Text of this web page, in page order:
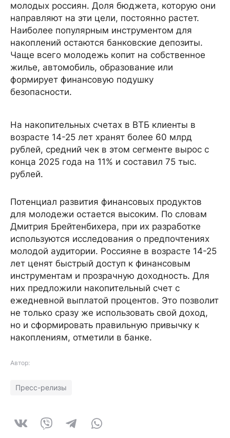
молодых россиян. Доля бюджета, которую они
направляют на эти цели, постоянно растет.
Наиболее популярным инструментом для
накоплений остаются банковские депозиты.
Чаще всего молодежь копит на собственное
жилье, автомобиль, образование или
формирует финансовую подушку
безопасности.
На накопительных счетах в ВТБ клиенты в
возрасте 14-25 лет хранят более 60 млрд
рублей, средний чек в этом сегменте вырос с
конца 2025 года на 11% и составил 75 тыс.
рублей.
Потенциал развития финансовых продуктов
для молодежи остается высоким. По словам
Дмитрия Брейтенбихера, при их разработке
используются исследования о предпочтениях
молодой аудитории. Россияне в возрасте 14-25
лет ценят быстрый доступ к финансовым
инструментам и прозрачную доходность. Для
них предложили накопительный счет с
ежедневной выплатой процентов. Это позволит
не только сразу же использовать свой доход,
но и сформировать правильную привычку к
накоплениям, отметили в банке.
Автор:
Пресс-релизы